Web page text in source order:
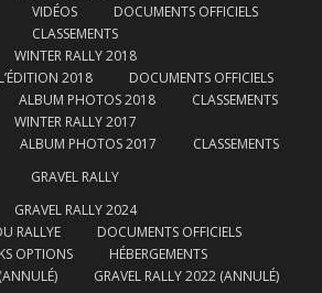
VIDÉOS
DOCUMENTS OFFICIELS
CLASSEMENTS
WINTER RALLY 2018
2018
DOCUMENTS OFFICIELS
ALBUM PHOTOS 2018
CLASSEMENTS
WINTER RALLY 2017
ALBUM PHOTOS 2017
CLASSEMENTS
GRAVEL RALLY
GRAVEL RALLY 2024
RALLYE
DOCUMENTS OFFICIELS
OPTIONS
HÉBERGEMENTS
GRAVEL RALLY 2022 (ANNULÉ)